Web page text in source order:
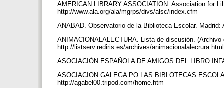
AMERICAN LIBRARY ASSOCIATION. Association for
http://www.ala.org/ala/mgrps/divs/alsc/index.cfm
ANABAD. Observatorio de la Biblioteca Escolar.
ANIMACIONALALECTURA. Lista de discusión.
http://listserv.rediris.es/archives/
ASOCIACIÓN ESPAÑOLA DE AMIGOS DEL LIBRO
ASOCIACION GALEGA PO LAS BIBLOTECAS
http://agabel00.tripod.com/home.htm